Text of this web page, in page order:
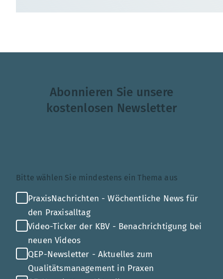
Abonnieren Sie unsere
kostenlosen Newsletter
Bitte wählen Sie mindestens ein Thema aus
PraxisNachrichten - Wöchentliche News für
den Praxisalltag
Video-Ticker der KBV - Benachrichtigung bei
neuen Videos
QEP-Newsletter - Aktuelles zum
Qualitätsmanagement in Praxen